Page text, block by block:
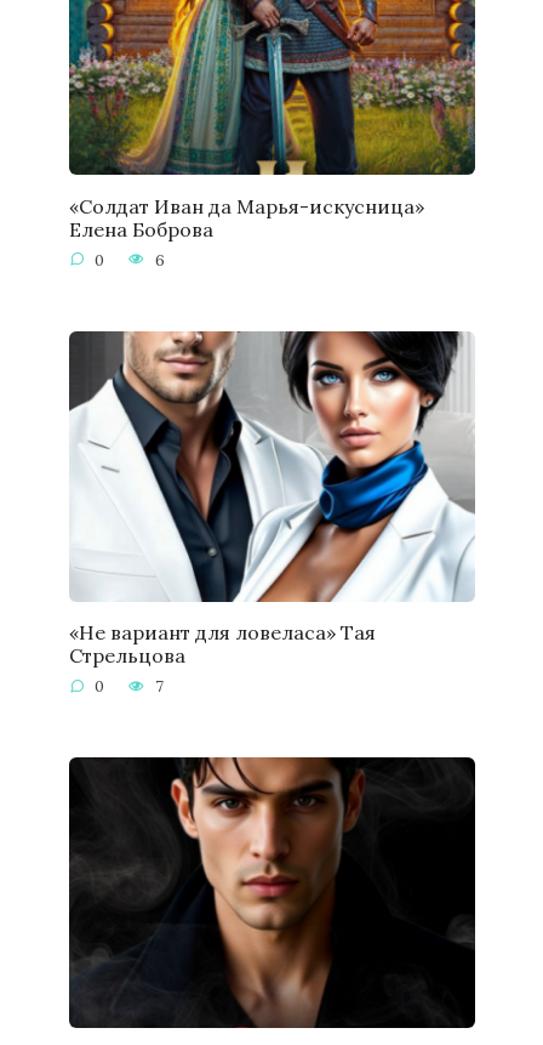
«Солдат Иван да Марья-искусница»
Елена Боброва
0 6
«Не вариант для ловеласа» Тая
Стрельцова
0 7